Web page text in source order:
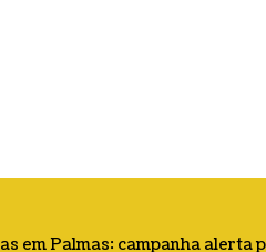
em Palmas: campanha alerta